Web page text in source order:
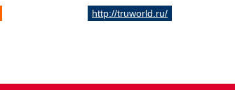
http://truworld.ru/